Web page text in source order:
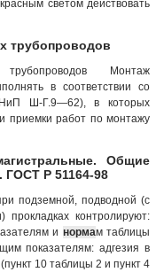
светом действовать
трубопроводов
Монтаж
в соответствии со
Ш-Г.9—62), в которых
приемки работ по монтажу
Общие
ГОСТ Р 51164-98
подземной, подводной (с
контролируют:
и нормам таблицы
показателям: адгезия в
10 таблицы 2 и пункт 4